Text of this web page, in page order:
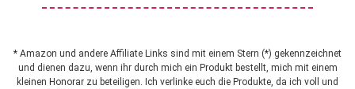
* Amazon und andere Affiliate Links sind mit einem Stern (*) gekennzeichnet
und dienen dazu, wenn ihr durch mich ein Produkt bestellt, mich mit einem
kleinen Honorar zu beteiligen. Ich verlinke euch die Produkte, da ich voll und